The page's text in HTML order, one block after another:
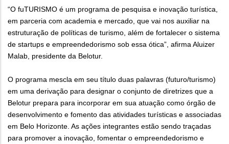
“O fuTURISMO é um programa de pesquisa e inovação turística,
em parceria com academia e mercado, que vai nos auxiliar na
estruturação de políticas de turismo, além de fortalecer o sistema
de startups e empreendedorismo sob essa ótica”, afirma Aluizer
Malab, presidente da Belotur.
O programa mescla em seu título duas palavras (futuro/turismo)
em uma derivação para designar o conjunto de diretrizes que a
Belotur prepara para incorporar em sua atuação como órgão de
desenvolvimento e fomento das atividades turísticas e associadas
em Belo Horizonte. As ações integrantes estão sendo traçadas
para promover a inovação, fomentar o empreendedorismo e